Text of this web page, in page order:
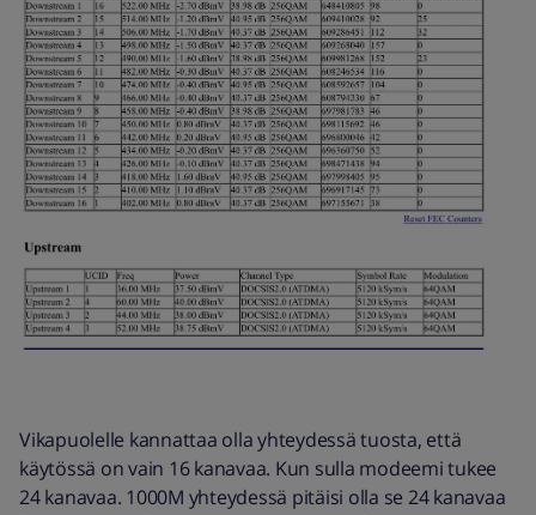
Vikapuolelle kannattaa olla yhteydessä tuosta, että
käytössä on vain 16 kanavaa. Kun sulla modeemi tukee
24 kanavaa. 1000M yhteydessä pitäisi olla se 24 kanavaa